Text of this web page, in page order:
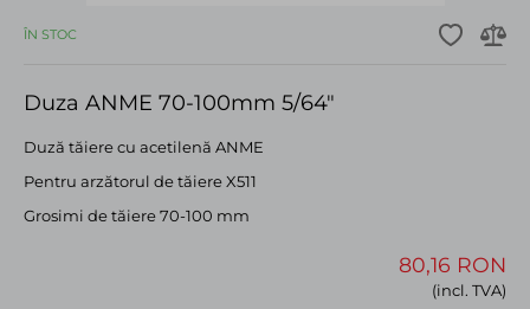
ÎN STOC
Duza ANME 70-100mm 5/64"
Duză tăiere cu acetilenă ANME
Pentru arzătorul de tăiere X511
Grosimi de tăiere 70-100 mm
80,16 RON
(incl. TVA)